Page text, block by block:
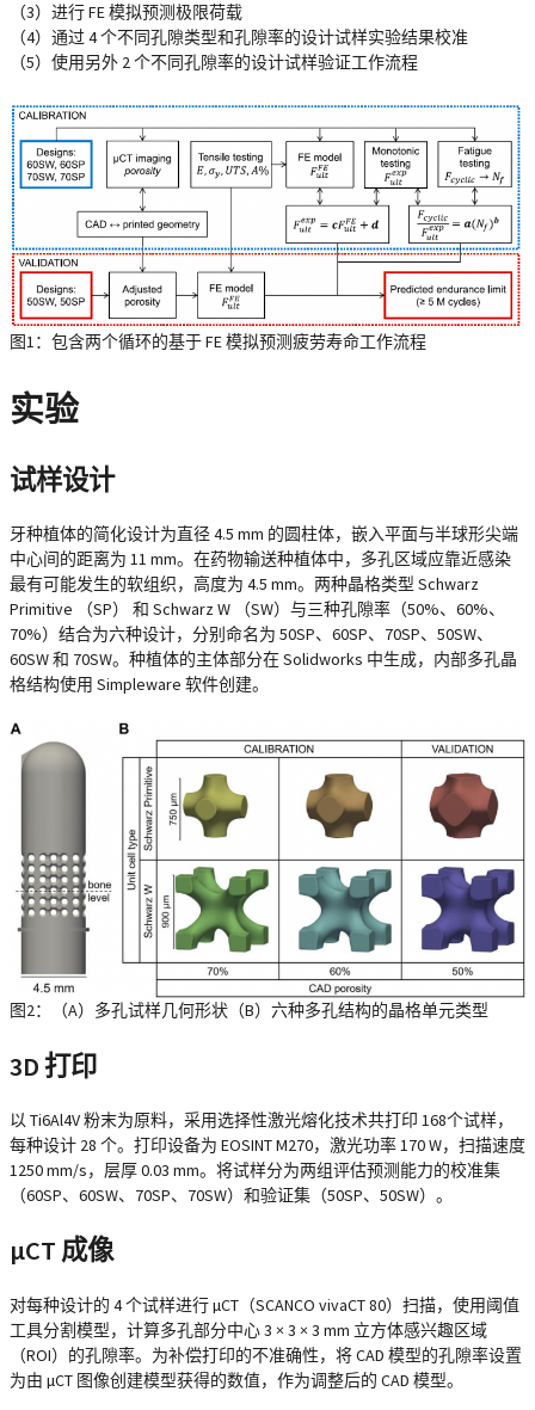
（3）进行 FE 模拟预测极限荷载
（4）通过 4 个不同孔隙类型和孔隙率的设计试样实验结果校准
（5）使用另外 2 个不同孔隙率的设计试样验证工作流程
图1：包含两个循环的基于 FE 模拟预测疲劳寿命工作流程
实验
试样设计
牙种植体的简化设计为直径 4.5 mm 的圆柱体，嵌入平面与半球形尖端
中心间的距离为 11 mm。在药物输送种植体中，多孔区域应靠近感染
最有可能发生的软组织，高度为 4.5 mm。两种晶格类型 Schwarz
Primitive （SP） 和 Schwarz W （SW）与三种孔隙率（50%、60%、
70%）结合为六种设计，分别命名为 50SP、60SP、70SP、50SW、
60SW 和 70SW。种植体的主体部分在 Solidworks 中生成，内部多孔晶
格结构使用 Simpleware 软件创建。
图2：（A）多孔试样几何形状（B）六种多孔结构的晶格单元类型
3D 打印
以 Ti6Al4V 粉末为原料，采用选择性激光熔化技术共打印 168个试样，
每种设计 28 个。打印设备为 EOSINT M270，激光功率 170 W，扫描速度
1250 mm/s，层厚 0.03 mm。将试样分为两组评估预测能力的校准集
（60SP、60SW、70SP、70SW）和验证集（50SP、50SW）。
µCT 成像
对每种设计的 4 个试样进行 µCT（SCANCO vivaCT 80）扫描，使用阈值
工具分割模型，计算多孔部分中心 3 × 3 × 3 mm 立方体感兴趣区域
（ROI）的孔隙率。为补偿打印的不准确性，将 CAD 模型的孔隙率设置
为由 µCT 图像创建模型获得的数值，作为调整后的 CAD 模型。